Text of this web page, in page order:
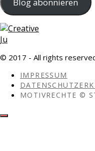
Blog abonnieren
© 2017 - All rights
IMPRESSUM
MOTIVRECHTE ©